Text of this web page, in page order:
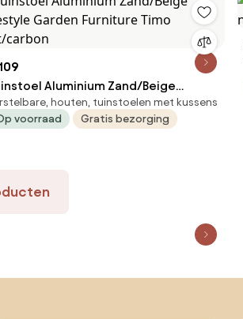
Aluminium Zand/Beige
Garden Furniture Timo
carbon
houten, tuinstoelen met kussens
voorraad
Gratis bezorging